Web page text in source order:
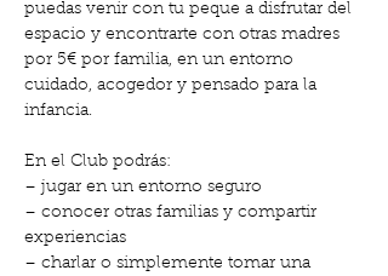
puedas venir con tu peque a disfrutar del
espacio y encontrarte con otras madres
por 5€ por familia, en un entorno
cuidado, acogedor y pensado para la
infancia.
En el Club podrás:
– jugar en un entorno seguro
– conocer otras familias y compartir
experiencias
– charlar o simplemente tomar una